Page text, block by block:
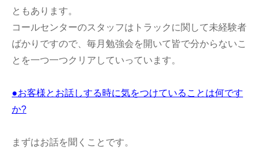
ともあります。
コールセンターのスタッフはトラックに関して未経験者
ばかりですので、毎月勉強会を開いて皆で分からないこ
とを一つ一つクリアしていっています。
●お客様とお話しする時に気をつけていることは何です
か?
まずはお話を聞くことです。